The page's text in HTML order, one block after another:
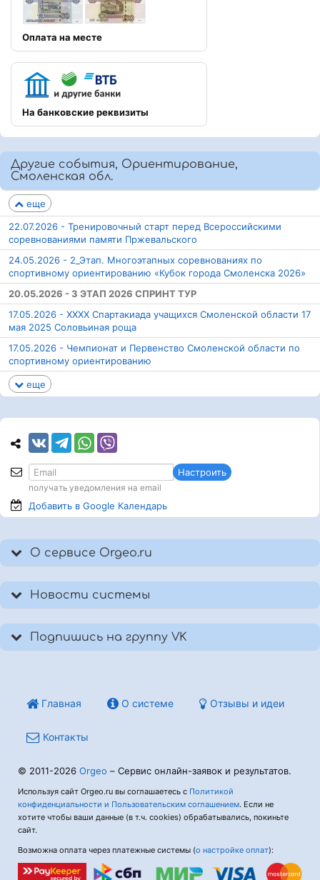
Оплата на месте
На банковские реквизиты
Другие события, Ориентирование,
Смоленская обл.
еще
22.07.2026 - Тренировочный старт перед Всероссийскими
соревнованиями памяти Пржевальского
24.05.2026 - 2_Этап. Многоэтапных соревнованиях по
спортивному ориентированию «Кубок города Смоленска 2026»
20.05.2026 - 3 ЭТАП 2026 СПРИНТ ТУР
17.05.2026 - XXXХ Спартакиада учащихся Смоленской области 17
мая 2025 Соловьиная роща
17.05.2026 - Чемпионат и Первенство Смоленской области по
спортивному ориентированию
еще
Настроить
получать уведомления на email
Добавить в Google Календарь
О сервисе Orgeo.ru
Новости системы
Подпишись на группу VK
Главная О системе Отзывы и идеи
Контакты
© 2011-2026 Orgeo – Сервис онлайн-заявок и результатов.
Используя сайт Orgeo.ru вы соглашаетесь с Политикой
конфиденциальности и Пользовательским соглашением. Если не
хотите чтобы ваши данные (в т.ч. cookies) обрабатывались, покиньте
сайт.
Возможна оплата через платежные системы (о настройке оплат):